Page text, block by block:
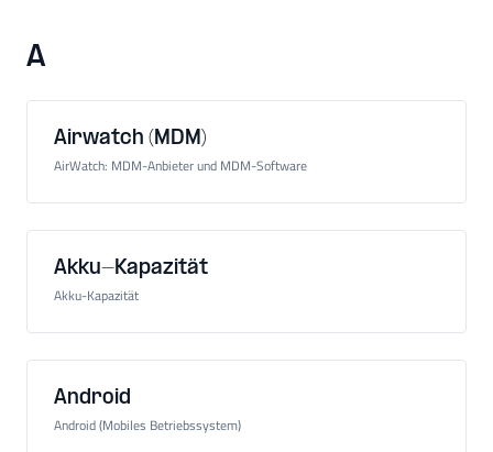
A
Airwatch (MDM)
AirWatch: MDM-Anbieter und MDM-Software
Akku-Kapazität
Akku-Kapazität
Android
Android (Mobiles Betriebssystem)